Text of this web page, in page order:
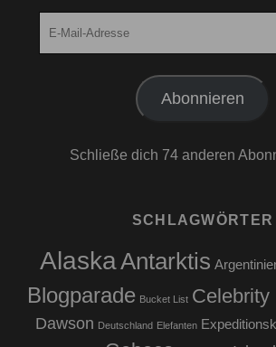
Abonnieren
Schließe dich 74 anderen
SCHLAGWÖRTER
AlaskaAntarktis
Blogparade Bucket List Celebrity
Dawson Deutschland Elefanten